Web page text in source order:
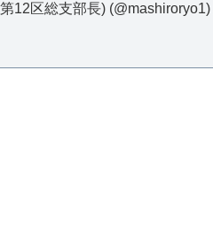
12区総支部長) (@mashiroryo1)